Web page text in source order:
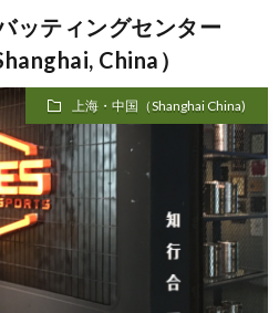
一
ン
シ
ョ
ン
マ
ッ
プ
で
お
問
い
ティングセンター
China）
上海・中国（Shanghai China)